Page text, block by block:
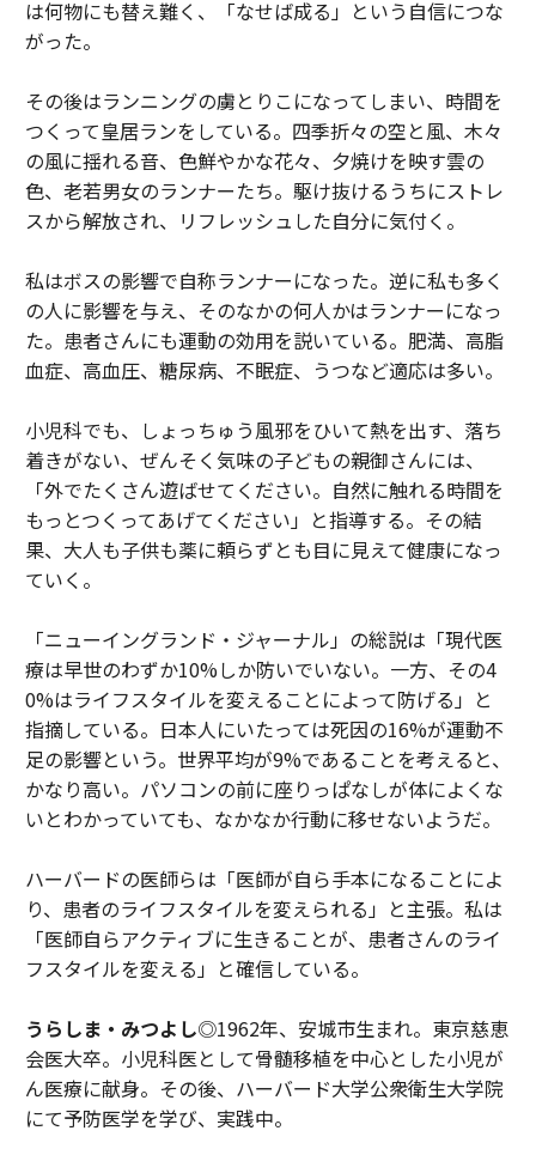
は何物にも替え難く、「なせば成る」という自信につな
がった。
その後はランニングの虜とりこになってしまい、時間を
つくって皇居ランをしている。四季折々の空と風、木々
の風に揺れる音、色鮮やかな花々、夕焼けを映す雲の
色、老若男女のランナーたち。駆け抜けるうちにストレ
スから解放され、リフレッシュした自分に気付く。
私はボスの影響で自称ランナーになった。逆に私も多く
の人に影響を与え、そのなかの何人かはランナーになっ
た。患者さんにも運動の効用を説いている。肥満、高脂
血症、高血圧、糖尿病、不眠症、うつなど適応は多い。
小児科でも、しょっちゅう風邪をひいて熱を出す、落ち
着きがない、ぜんそく気味の子どもの親御さんには、
「外でたくさん遊ばせてください。自然に触れる時間を
もっとつくってあげてください」と指導する。その結
果、大人も子供も薬に頼らずとも目に見えて健康になっ
ていく。
「ニューイングランド・ジャーナル」の総説は「現代医
療は早世のわずか10%しか防いでいない。一方、その4
0%はライフスタイルを変えることによって防げる」と
指摘している。日本人にいたっては死因の16%が運動不
足の影響という。世界平均が9%であることを考えると、
かなり高い。パソコンの前に座りっぱなしが体によくな
いとわかっていても、なかなか行動に移せないようだ。
ハーバードの医師らは「医師が自ら手本になることによ
り、患者のライフスタイルを変えられる」と主張。私は
「医師自らアクティブに生きることが、患者さんのライ
フスタイルを変える」と確信している。
うらしま・みつよし◎1962年、安城市生まれ。東京慈恵
会医大卒。小児科医として骨髄移植を中心とした小児が
ん医療に献身。その後、ハーバード大学公衆衛生大学院
にて予防医学を学び、実践中。